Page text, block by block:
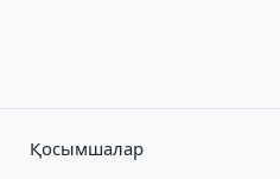
Қосымшалар